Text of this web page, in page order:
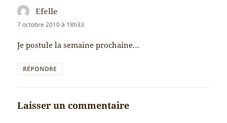
Efelle
7 octobre 2010 à 18h33
Je postule la semaine prochaine…
RÉPONDRE
Laisser un commentaire